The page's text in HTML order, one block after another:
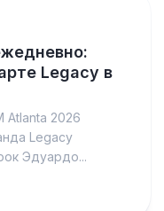
Legacy в
Atlanta 2026
Legacy
Эдуардо...